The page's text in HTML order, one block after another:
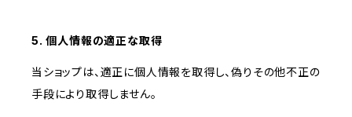
5. 個人情報の適正な取得
当ショップは、適正に個人情報を取得し、偽りその他不正の
手段により取得しません。